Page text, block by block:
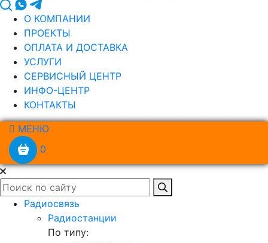
О КОМПАНИИ
ПРОЕКТЫ
ОПЛАТА И ДОСТАВКА
УСЛУГИ
СЕРВИСНЫЙ ЦЕНТР
ИНФО-ЦЕНТР
КОНТАКТЫ
МЕНЮ
0
Радиосвязь
Радиостанции
По типу: